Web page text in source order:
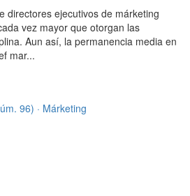
directores ejecutivos de márketing
vez mayor que otorgan las
Aun así, la permanencia media en
mar...
96) · Márketing